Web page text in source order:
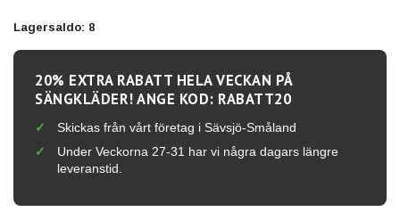
Lagersaldo: 8
20% EXTRA RABATT HELA VECKAN PÅ
SÄNGKLÄDER! ANGE KOD: RABATT20
Skickas från vårt företag i Sävsjö-Småland
Under Veckorna 27-31 har vi några dagars längre
leveranstid.